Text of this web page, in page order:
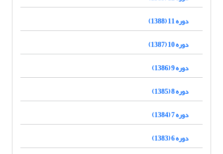
دوره 11 (1388)
دوره 10 (1387)
دوره 9 (1386)
دوره 8 (1385)
دوره 7 (1384)
دوره 6 (1383)